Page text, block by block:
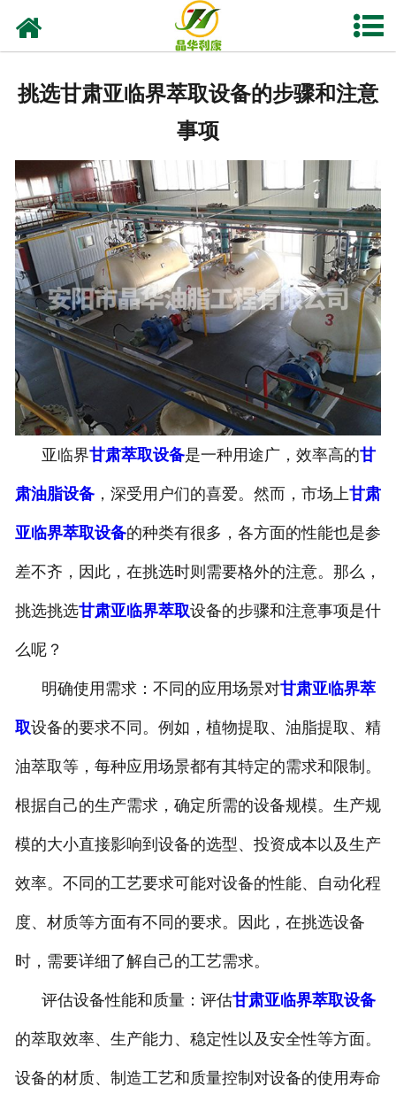
业务及应用
工程业绩
技术资料
新闻中心
关于晶华
联系我们
挑选甘肃亚临界萃取设备的步骤和注意
事项
亚临界甘肃萃取设备是一种用途广，效率高的甘
肃油脂设备，深受用户们的喜爱。然而，市场上甘肃
亚临界萃取设备的种类有很多，各方面的性能也是参
差不齐，因此，在挑选时则需要格外的注意。那么，
挑选挑选甘肃亚临界萃取设备的步骤和注意事项是什
么呢？
明确使用需求：不同的应用场景对甘肃亚临界萃
取设备的要求不同。例如，植物提取、油脂提取、精
油萃取等，每种应用场景都有其特定的需求和限制。
根据自己的生产需求，确定所需的设备规模。生产规
模的大小直接影响到设备的选型、投资成本以及生产
效率。不同的工艺要求可能对设备的性能、自动化程
度、材质等方面有不同的要求。因此，在挑选设备
时，需要详细了解自己的工艺需求。
评估设备性能和质量：评估甘肃亚临界萃取设备
的萃取效率、生产能力、稳定性以及安全性等方面。
设备的材质、制造工艺和质量控制对设备的使用寿命